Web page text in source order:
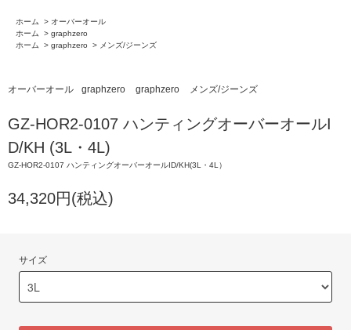
ホーム > オーバーオール
ホーム
> graphzero
ホーム
> graphzero > メンズ/ジーンズ
オーバーオール graphzero graphzero メンズ/ジーンズ
GZ-HOR2-0107 ハンティングオーバーオールI
D/KH (3L・4L)
GZ-HOR2-0107 ハンティングオーバーオールID/KH(3L・4L）
34,320円(税込)
サイズ